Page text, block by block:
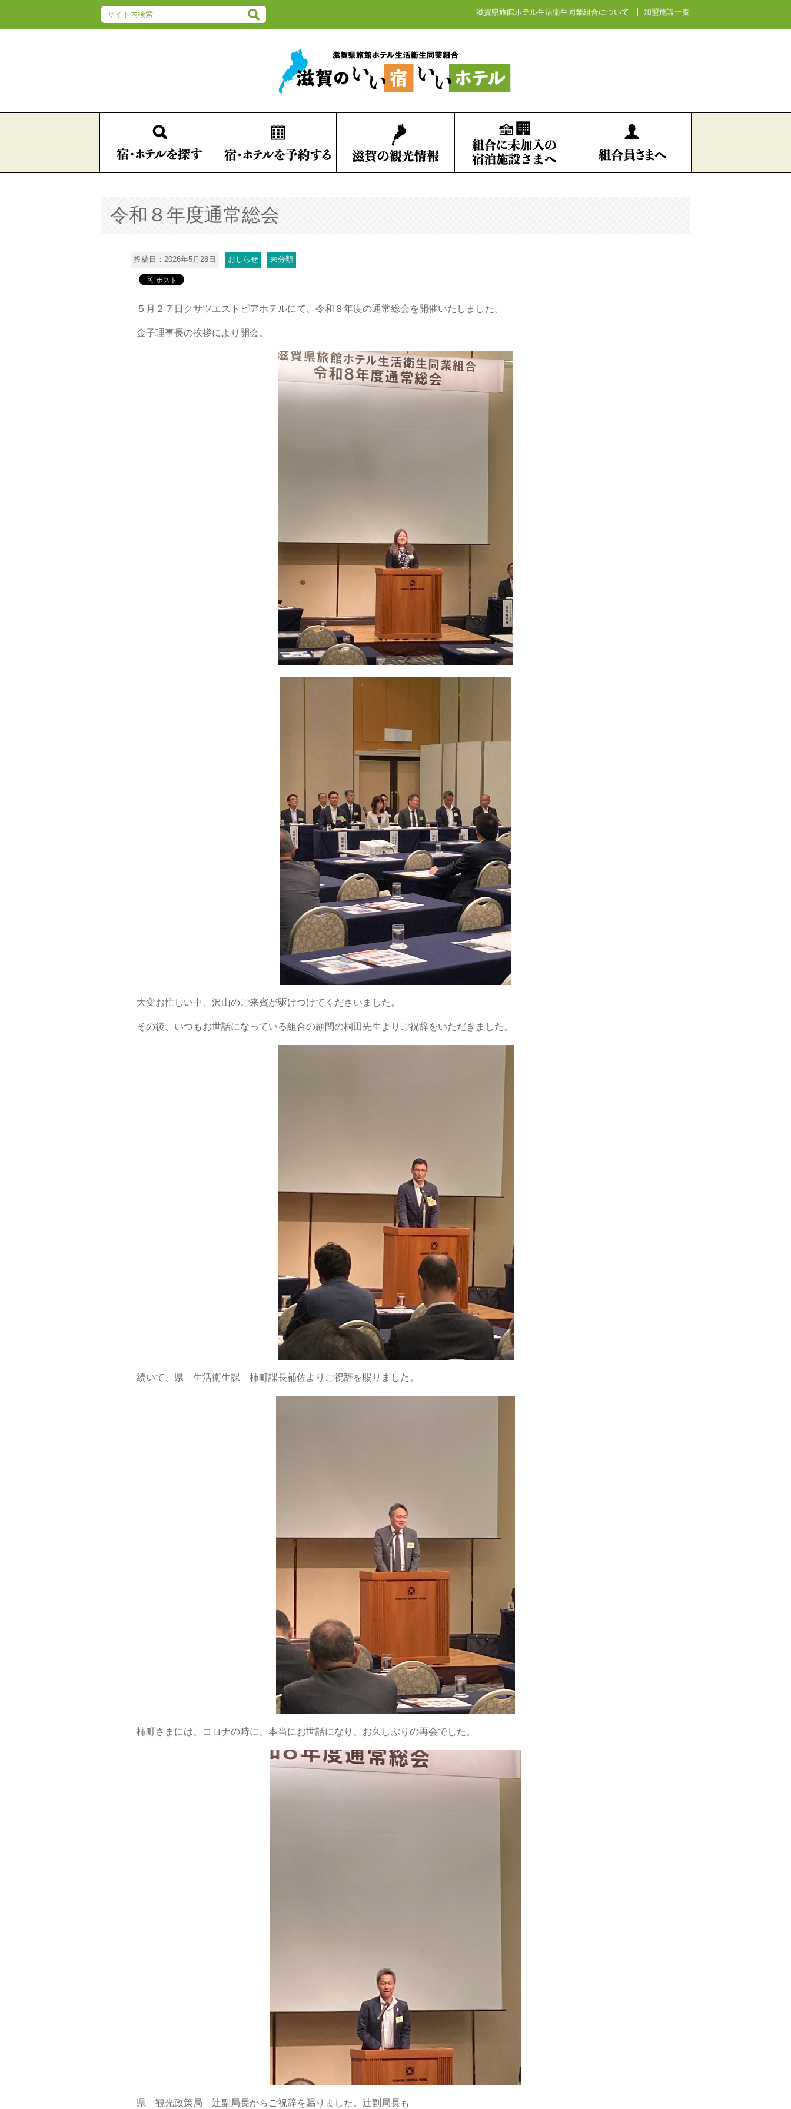
滋賀県旅館ホテル生活衛生同業組合について 加盟施設一覧
令和８年度通常総会
投稿日：2026年5月28日 おしらせ 未分類
５月２７日クサツエストピアホテルにて、令和８年度の通常総会を開催いたしました。
金子理事長の挨拶により開会。
大変お忙しい中、沢山のご来賓が駆けつけてくださいました。
その後、いつもお世話になっている組合の顧問の桐田先生よりご祝辞をいただきました。
続いて、県 生活衛生課 柿町課長補佐よりご祝辞を賜りました。
柿町さまには、コロナの時に、本当にお世話になり、お久しぶりの再会でした。
県 観光政策局 辻副局長からご祝辞を賜りました。辻副局長も